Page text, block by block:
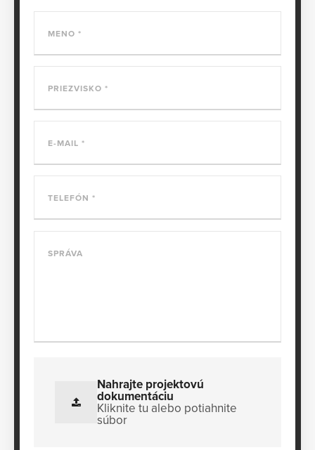
MENO
PRIEZVISKO
E-MAIL
TELEFÓN
SPRÁVA
Nahrajte projektovú
dokumentáciu
Kliknite tu alebo potiahnite
súbor